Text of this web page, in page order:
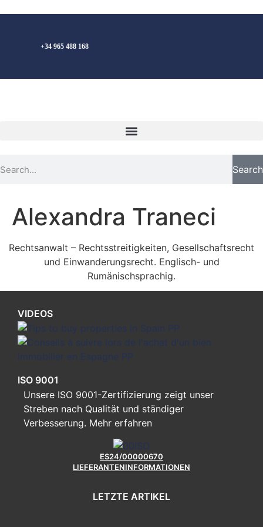
+34 965 488 168
Search
Alexandra Traneci
Rechtsanwalt – Rechtsstreitigkeiten, Gesellschaftsrecht
und Einwanderungsrecht. Englisch- und
Rumänischsprachig.
VIDEOS
ISO 9001
Unsere ISO 9001-Zertifizierung zeigt unser
Streben nach Qualität und ständiger
Verbesserung. Mehr erfahren
ES24/00000670
LIEFERANTENINFORMATIONEN
LETZTE ARTIKEL